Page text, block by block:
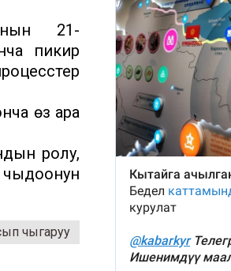
21-
пикир
өз ара
ролу,
чыгаруу